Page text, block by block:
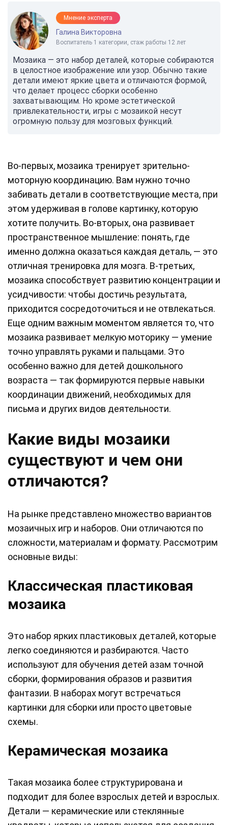
Мнение эксперта
Галина Викторовна
Воспитатель 1 категории, стаж работы 12 лет
Мозаика — это набор деталей, которые собираются
в целостное изображение или узор. Обычно такие
детали имеют яркие цвета и отличаются формой,
что делает процесс сборки особенно
захватывающим. Но кроме эстетической
привлекательности, игры с мозаикой несут
огромную пользу для мозговых функций.
Во-первых, мозаика тренирует зрительно-
моторную координацию. Вам нужно точно
забивать детали в соответствующие места, при
этом удерживая в голове картинку, которую
хотите получить. Во-вторых, она развивает
пространственное мышление: понять, где
именно должна оказаться каждая деталь, — это
отличная тренировка для мозга. В-третьих,
мозаика способствует развитию концентрации и
усидчивости: чтобы достичь результата,
приходится сосредоточиться и не отвлекаться.
Еще одним важным моментом является то, что
мозаика развивает мелкую моторику — умение
точно управлять руками и пальцами. Это
особенно важно для детей дошкольного
возраста — так формируются первые навыки
координации движений, необходимых для
письма и других видов деятельности.
Какие виды мозаики
существуют и чем они
отличаются?
На рынке представлено множество вариантов
мозаичных игр и наборов. Они отличаются по
сложности, материалам и формату. Рассмотрим
основные виды:
Классическая пластиковая
мозаика
Это набор ярких пластиковых деталей, которые
легко соединяются и разбираются. Часто
используют для обучения детей азам точной
сборки, формирования образов и развития
фантазии. В наборах могут встречаться
картинки для сборки или просто цветовые
схемы.
Керамическая мозаика
Такая мозаика более структурирована и
подходит для более взрослых детей и взрослых.
Детали — керамические или стеклянные